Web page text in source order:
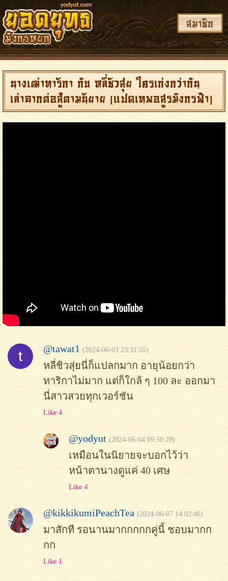
สมาชิก
นางเฒ่าทาริกา กับ หลี่ชิวสุ่ย ใครเก่งกว่ากัน
เล่าฉากต่อสู้ตามนิยาย [แปดเทพอสูรมังกรฟ้า]
@tawat1 (2024-06-03 23:31:55)
หลี่ชิวสุ่ยนี่ก็แปลกมาก อายุน้อยกว่า
ทาริกาไม่มาก แต่ก็ใกล้ ๆ 100 ละ ออกมา
นี่สาวสวยทุกเวอร์ชัน
Like 4
@yodyut (2024-06-04 09:50:28)
เหมือนในนิยายจะบอกไว้ว่า
หน้าตานางดูแค่ 40 เศษ
Like 4
@kikkikumiPeachTea (2024-06-07 14:02:46)
มาสักที รอนานมากกกกกคู่นี้ ชอบมากก
กก
Like 1